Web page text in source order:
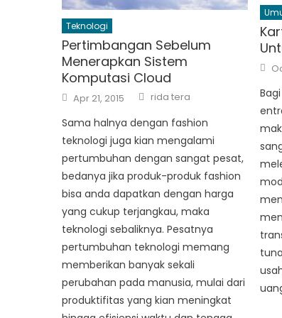
Teknologi
Pertimbangan Sebelum
Menerapkan Sistem
Komputasi Cloud
Posted
on
Apr 21, 2015 Author
rida tera
Sama halnya dengan fashion
teknologi juga kian mengalami
pertumbuhan dengan sangat pesat,
bedanya jika produk-produk fashion
bisa anda dapatkan dengan harga
yang cukup terjangkau, maka
teknologi sebaliknya. Pesatnya
pertumbuhan teknologi memang
memberikan banyak sekali
perubahan pada manusia, mulai dari
produktifitas yang kian meningkat
on